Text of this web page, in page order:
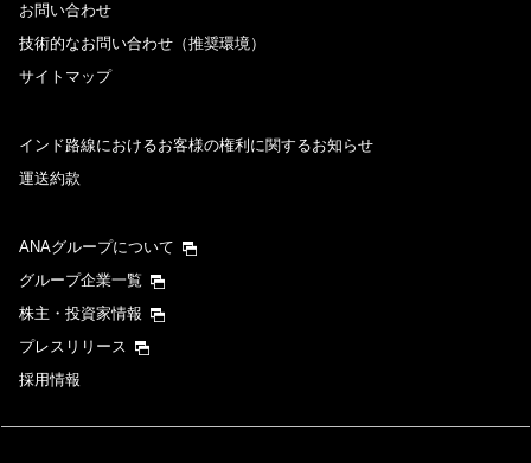
お問い合わせ
技術的なお問い合わせ（推奨環境）
サイトマップ
インド路線におけるお客様の権利に関するお知らせ
運送約款
ANAグループについて
グループ企業一覧
株主・投資家情報
プレスリリース
採用情報